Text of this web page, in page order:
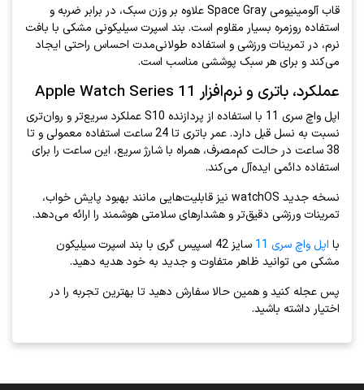
قاب آلومینیومی Space Gray علاوه بر وزن سبک، در برابر ضربه و
استفاده روزمره بسیار مقاوم است. بند اسپرت سیلیکونی مشکی با بافت
نرم، در تمرینات ورزشی و استفاده طولانی‌مدت احساس راحتی ایجاد
می‌کند و برای هر سبک پوششی مناسب است.
عملکرد، باتری و نرم‌افزار Apple Watch Series 11
اپل واچ سری 11 با استفاده از پردازنده S10 عملکرد سریع‌تر و روان‌تری
نسبت به نسل قبل دارد. عمر باتری تا 24 ساعت استفاده معمولی و تا
38 ساعت در حالت کم‌مصرف، همراه با شارژ سریع، این ساعت را برای
استفاده دائمی ایده‌آل می‌کند.
نسخه جدید watchOS نیز قابلیت‌هایی مانند بهبود پایش خواب،
تمرینات ورزشی دقیق‌تر و هشدارهای سلامتی هوشمند را ارائه می‌دهد.
با اپل واچ سری 11
سایز 42 اسپیس گری با بند اسپرت سیلیکون
مشکی می توانید ظاهر متفاوت و جدید به خود هدیه دهید.
پس عجله کنید و همین حالا سفارش دهید تا بهترین تجربه را در
اختیار داشته باشید.